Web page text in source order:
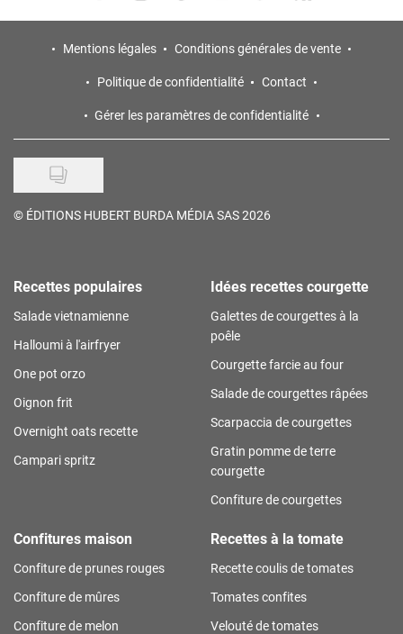
Mentions légales
Conditions générales de vente
Politique de confidentialité
Contact
Gérer les paramètres de confidentialité
© ÉDITIONS HUBERT BURDA MÉDIA SAS 2026
Recettes populaires
Salade vietnamienne
Halloumi à l'airfryer
One pot orzo
Oignon frit
Overnight oats recette
Campari spritz
Idées recettes courgette
Galettes de courgettes à la
poêle
Courgette farcie au four
Salade de courgettes râpées
Scarpaccia de courgettes
Gratin pomme de terre
courgette
Confiture de courgettes
Confitures maison
Confiture de prunes rouges
Confiture de mûres
Confiture de melon
Recettes à la tomate
Recette coulis de tomates
Tomates confites
Velouté de tomates